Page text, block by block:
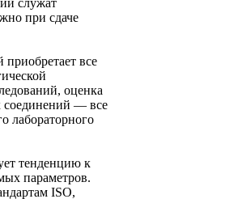
при сдаче
приобретает все
оценка
соединений — все
лабораторного
тенденцию к
параметров.
ISO,